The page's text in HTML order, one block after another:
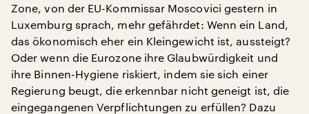
Zone, von der EU-Kommissar Moscovici gestern in
Luxemburg sprach, mehr gefährdet: Wenn ein Land,
das ökonomisch eher ein Kleingewicht ist, aussteigt?
Oder wenn die Eurozone ihre Glaubwürdigkeit und
ihre Binnen-Hygiene riskiert, indem sie sich einer
Regierung beugt, die erkennbar nicht geneigt ist, die
eingegangenen Verpflichtungen zu erfüllen? Dazu